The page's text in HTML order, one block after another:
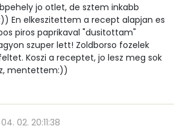
jo otlet, de sztem inkabb
En elkeszitettem a recept alapjan es
piros paprikaval "dusitottam"
szuper lett! Zoldborso fozelek
Koszi a receptet, jo lesz meg sok
mentettem:))
02. 20:11:38